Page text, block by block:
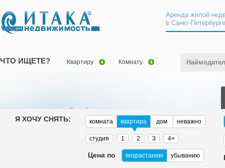
Аренда жилой
в Санкт-
ЧТО ИЩЕТЕ? Квартиру Комнату
Я ХОЧУ СНЯТЬ: комната квартира дом неважно
студия 1 2 3 4+
Цена по возрастанию убыванию